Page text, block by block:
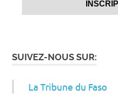
SUIVEZ-NOUS SUR:
La Tribune du Faso